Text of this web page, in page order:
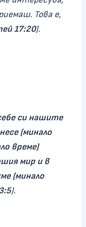
Това е,
17:20).
си нашите
(минало
време)
мир и в
(минало
).